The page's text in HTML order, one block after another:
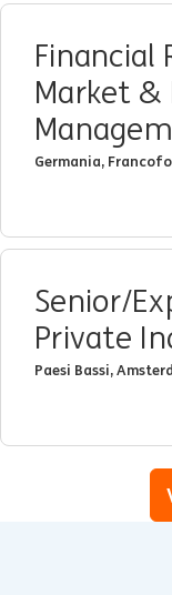
Financial
Market &
Germania,
Senior/
Private
Paesi Bassi,